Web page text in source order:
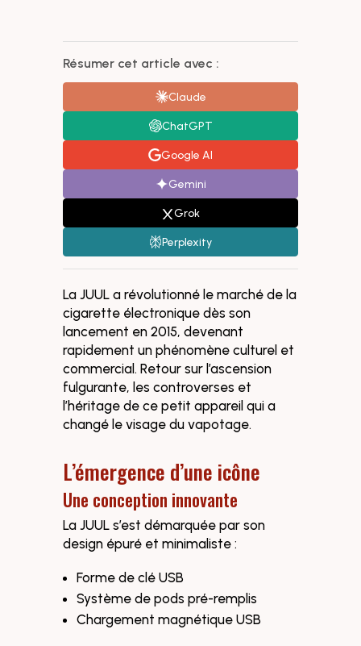
Résumer cet article avec :
Claude
ChatGPT
Google AI
Gemini
Grok
Perplexity
La JUUL a révolutionné le marché de la
cigarette électronique dès son
lancement en 2015, devenant
rapidement un phénomène culturel et
commercial. Retour sur l’ascension
fulgurante, les controverses et
l’héritage de ce petit appareil qui a
changé le visage du vapotage.
L’émergence d’une icône
Une conception innovante
La JUUL s’est démarquée par son
design épuré et minimaliste :
Forme de clé USB
Système de pods pré-remplis
Chargement magnétique USB